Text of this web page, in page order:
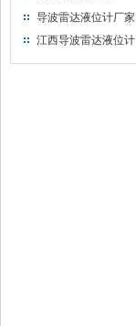
导波雷达液位计厂家
江西导波雷达液位计